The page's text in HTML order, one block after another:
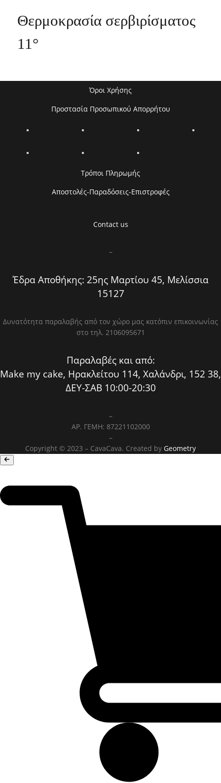
Θερμοκρασία σερβιρίσματος
11°
Όροι Χρήσης
Προστασία Προσωπικού Απορρήτου
Τρόποι Πληρωμής
Αποστολές-Παραδόσεις-Επιστροφές
Contact us
–
Έδρα Αποθήκης: 25ης Μαρτίου 45, Μελίσσια
15127
Δυνατότητα παραλαβής από τον χώρο μας κατόπιν επικοινωνίας
στο τηλ. 2106095671
Παραλαβές και από:
Make my cake, Ηρακλείτου 114, Χαλάνδρι, 152 38,
ΔΕΥ-ΣΑΒ 10:00-20:30
–
ΑΡ. ΓΕΜΗ: 87221102000
–
Copyright © 2023 – CavaCava. Created by Geometry